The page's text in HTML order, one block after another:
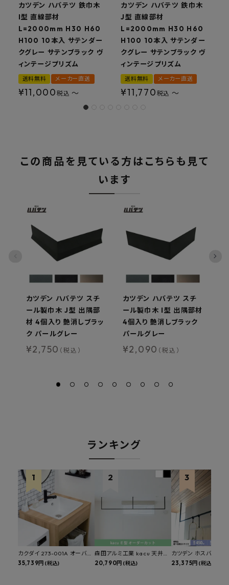
カツデン ハバテツ 鉄巾木
I型 直線部材
L=2000mm H30 H60
H100 10本入 サテンダー
クグレー サテンブラック ヴ
ィンテージプリズム
送料無料 メーカー直送
¥11,000税込 〜
カツデン ハバテツ 鉄巾木
J型 直線部材
L=2000mm H30 H60
H100 10本入 サテンダー
クグレー サテンブラック ヴ
ィンテージプリズム
送料無料 メーカー直送
¥11,770 税込 〜
この商品を見ている方はこちらも見て
います
カツデン ハバテツ スチ
ール製巾木 J型 出隅部
材 4個入り 艶消しブラッ
ク パールグレー
¥2,750 （税込）
カツデン ハバテツ スチ
ール製巾木 I型 出隅部材
4個入り 艶消しブラック
パールグレー
¥2,090 （税込）
ランキング
カクダイ 273-001A オーバー
カウンタースロップシンク 選
35,739円 (税込)
森田アルミ工業 kacu 天井付
け物干し E型 サイズオーダー
20,790円 (税込)
カツデン ホスバ 天井
物干し 標準サイズ ス
23,375円 (税込)